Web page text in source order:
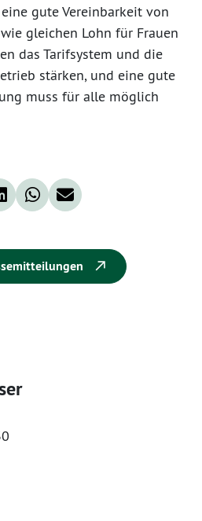
gute Vereinbarkeit von
gleichen Lohn für Frauen
das Tarifsystem und die
stärken, und eine gute
muss für alle möglich